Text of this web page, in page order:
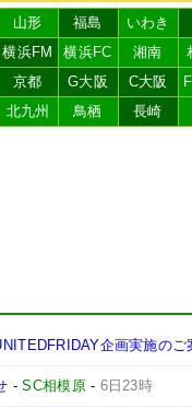
山形 福島
いわき
横浜FM 横浜FC 湘南
京都 G大阪 C大阪
北九州 鳥栖 長崎
企画実施のご
-SC相模原- 6日23時